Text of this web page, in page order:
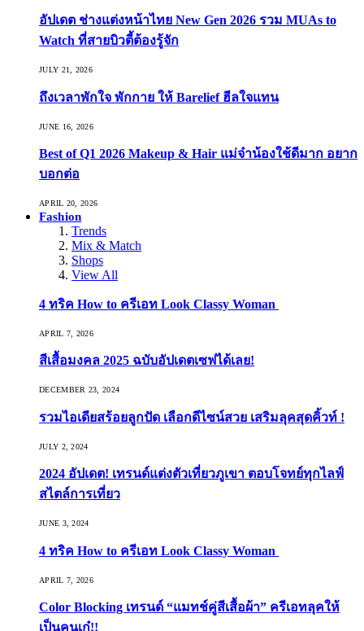
อัปเดต ช่างแต่งหน้าไทย New Gen 2026 รวม MUAs to
Watch ที่สายบิวตี้ต้องรู้จัก
JULY 21, 2026
ถึงเวลาพักใจ พักกาย ให้ Barelief ฮีลใจแทน
JUNE 16, 2026
Best of Q1 2026 Makeup & Hair แม่จ๋าน้องใช้ดีมาก อยาก
บอกต่อ
APRIL 20, 2026
Fashion
Trends
Mix & Match
Shops
View All
4 ทริค How to ครีเอท Look Classy Woman
APRIL 7, 2026
สีเสื้อมงคล 2025 ฉบับอัปเดตเซฟได้เลย!
DECEMBER 23, 2024
รวมไอเดียสร้อยลูกปัด เลือกดีไซน์สวย เสริมลุคสุดคิ้วท์ !
JULY 2, 2024
2024 อัปเดต! เทรนด์แต่งตัวเที่ยวภูเขา ตอบโจทย์ทุกไลฟ์
สไตล์การเที่ยว
JUNE 3, 2024
4 ทริค How to ครีเอท Look Classy Woman
APRIL 7, 2026
Color Blocking เทรนด์ “แมทช์คู่สีเสื้อผ้า” ครีเอทลุคให้
เป็นคนเก๋!!